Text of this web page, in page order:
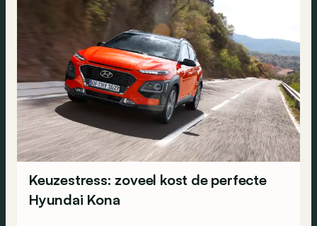
Keuzestress: zoveel kost de perfecte
Hyundai Kona